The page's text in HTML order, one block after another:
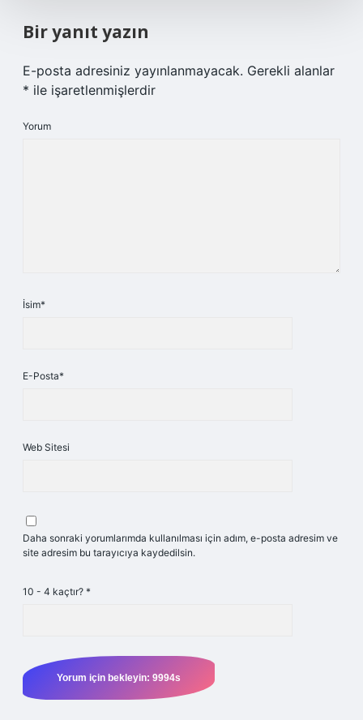
Bir yanıt yazın
E-posta adresiniz yayınlanmayacak. Gerekli alanlar
* ile işaretlenmişlerdir
Yorum
İsim*
E-Posta*
Web Sitesi
Daha sonraki yorumlarımda kullanılması için adım, e-posta adresim ve
site adresim bu tarayıcıya kaydedilsin.
10 - 4 kaçtır? *